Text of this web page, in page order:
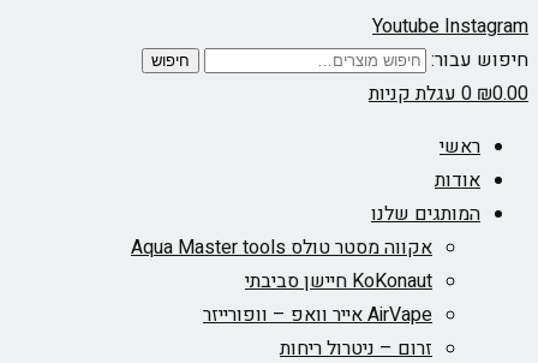
YoutubeInstagram
חיפוש עבור:
חיפוש
₪0.00
0עגלת קניות
ראשי
אודות
המותגים שלנו
אקווה מסטר טולס Aqua Master tools
KoKonaut חיישן סביבתי
AirVape אייר וואפ – וופורייזר
זרום – ניטרול ריחות